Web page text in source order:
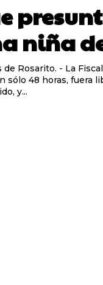
niña
de Rosarito. - La
sólo 48 horas, fuera
y...